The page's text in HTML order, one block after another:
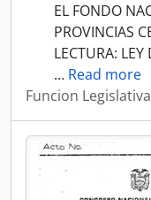
EL FONDO
PROVINCIAS
LECTURA:
… Read more
Funcion